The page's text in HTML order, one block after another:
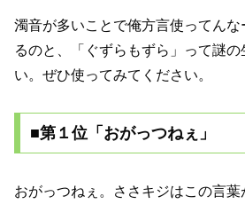
濁音が多いことで俺方言使ってん
るのと、「ぐずらもずら」って謎
い。ぜひ使ってみてください。
■第１位「おがっつねぇ」
おがっつねぇ。ささキジはこの言葉